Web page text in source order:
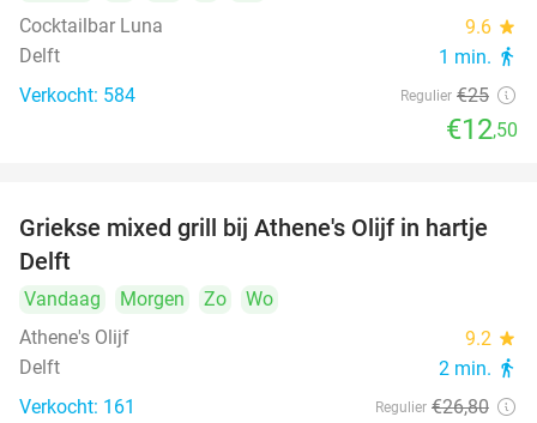
Cocktailbar Luna
9.6 star
Delft 1 min. directions_walk
Verkocht: 584 Regulier €25
€12,50
26%
Griekse mixed grill bij Athene's Olijf in hartje
Delft
Vandaag Morgen Zo
Wo
Athene's Olijf
9.2 star
Delft 2 min. directions_walk
Verkocht: 161 Regulier €26,80